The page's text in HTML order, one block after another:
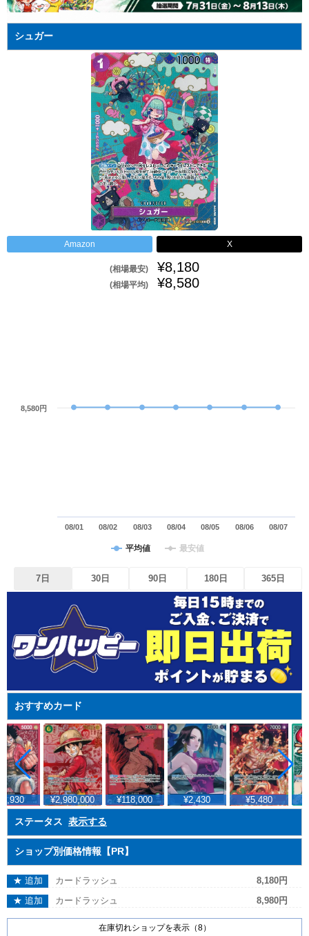
シュガー
Amazon X
(相場最安) ¥8,180
(相場平均) ¥8,580
平均値 最安値
08/01 08/02 08/03 08/04 08/05 08/06 08/07
8,580円
7日 30日 90日 180日 365日
おすすめカード
¥2,980,000 ¥118,000 ¥2,430 ¥5,480
ステータス 表示する
ショップ別価格情報【PR】
★ 追加 カードラッシュ
8,180円
★ 追加
カードラッシュ 8,980円
在庫切れショップを表示（8）